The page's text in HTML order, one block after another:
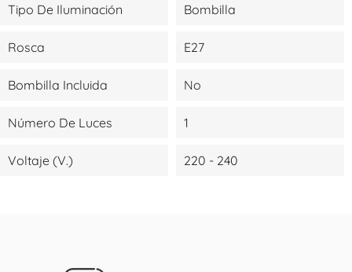
Tipo De Iluminación Bombilla
Rosca E27
Bombilla Incluida No
Número De Luces 1
Voltaje (V.) 220 - 240